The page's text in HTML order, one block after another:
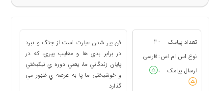
تعداد پیامک :
3
نوع اس ام اس : فارسی
ارسال پیامک
:
فن پير شدن عبارت است از جنگ و نبرد
در برابر بدي ها و معايب پيري، كه در
پايان زندگاني ما، يعني دوره ي نيكبختي
و خوشبختي ما پا به عرصه ي ظهور مي
گذارد